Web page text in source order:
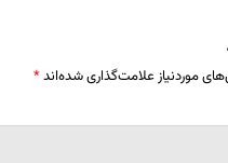
موردنیاز علامت‌گذاری شده‌اند*